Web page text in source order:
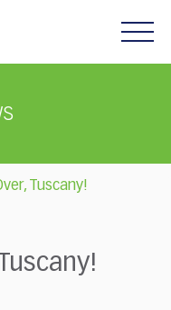
Tuscany!